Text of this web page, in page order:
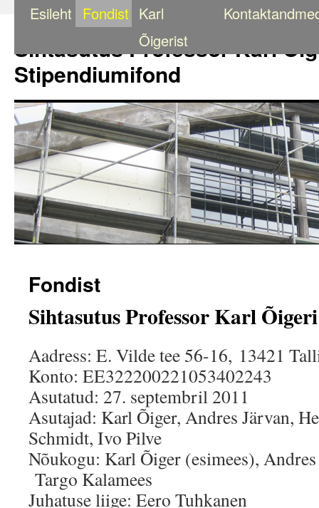
Sihtasutus Professor Karl
Stipendiumifond
Esileht Fondist Karl
Õigerist
Fondist
Sihtasutus Professor Karl
Aadress: E. Vilde tee 56-16, 13421
Konto: EE322200221053402243
Asutatud: 27. septembril 2011
Asutajad: Karl Õiger, Andres Järvan,
Schmidt, Ivo Pilve
Nõukogu: Karl Õiger (esimees),
Targo Kalamees
Juhatuse liige: Eero Tuhkanen